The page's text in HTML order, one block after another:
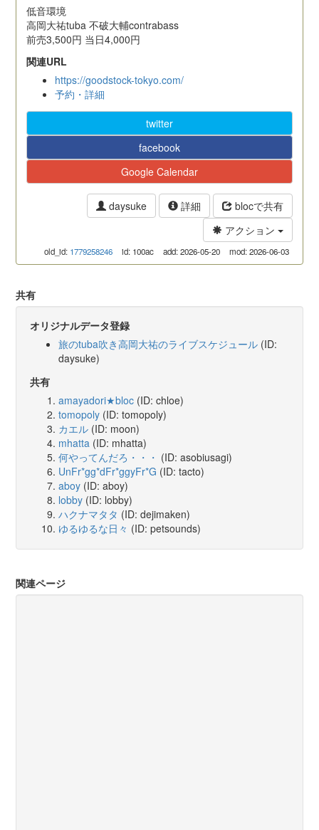
低音環境
高岡大祐tuba 不破大輔contrabass
前売3,500円 当日4,000円
関連URL
https://goodstock-tokyo.com/
予約・詳細
twitter
facebook
Google Calendar
daysuke 詳細
blocで共有
アクション
old_id: 1779258246 id: 100ac add: 2026-05-20 mod: 2026-06-03
共有
オリジナルデータ登録
旅のtuba吹き高岡大祐のライブスケジュール (ID:
daysuke)
共有
amayadori★bloc (ID: chloe)
tomopoly (ID: tomopoly)
カエル (ID: moon)
mhatta (ID: mhatta)
何やってんだろ・・・ (ID: asobiusagi)
UnFr*gg*dFr*ggyFr*G (ID: tacto)
aboy (ID: aboy)
lobby (ID: lobby)
ハクナマタタ (ID: dejimaken)
ゆるゆるな日々 (ID: petsounds)
関連ページ